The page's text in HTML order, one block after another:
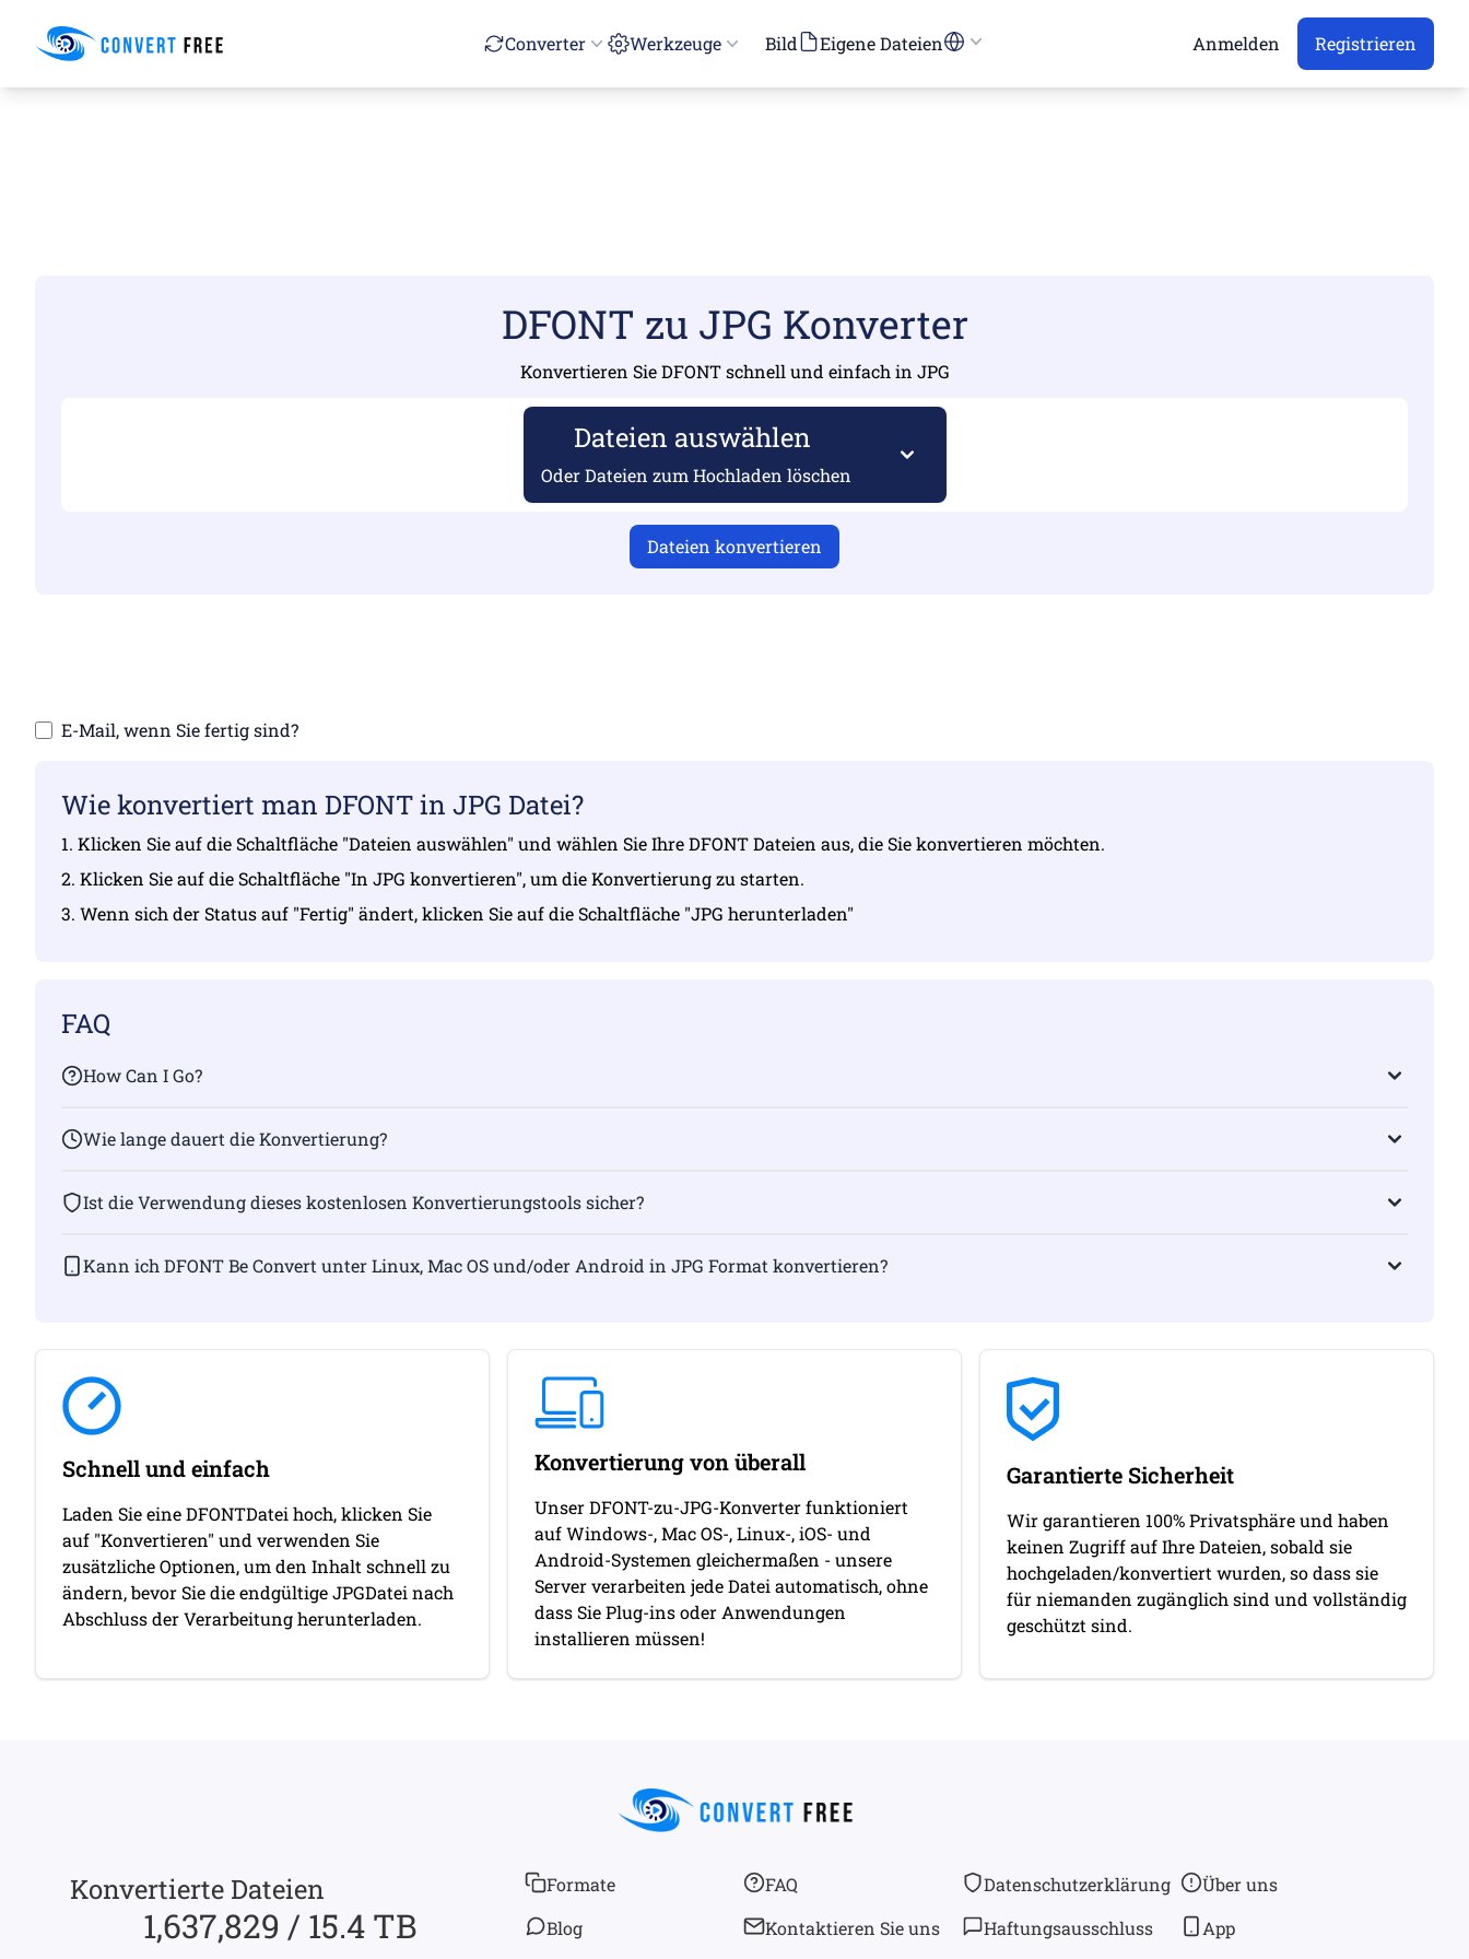
Convert Free Converter Werkzeuge Bild Eigene Dateien Anmelden Registrieren
DFONT zu JPG Konverter
Konvertieren Sie DFONT schnell und einfach in JPG
Dateien auswählen
Oder Dateien zum Hochladen löschen
Dateien konvertieren
E-Mail, wenn Sie fertig sind?
Wie konvertiert man DFONT in JPG Datei?
1. Klicken Sie auf die Schaltfläche "Dateien auswählen" und wählen Sie Ihre DFONT Dateien aus, die Sie konvertieren möchten.
2. Klicken Sie auf die Schaltfläche "In JPG konvertieren", um die Konvertierung zu starten.
3. Wenn sich der Status auf "Fertig" ändert, klicken Sie auf die Schaltfläche "JPG herunterladen"
FAQ
How Can I Go?
Wie lange dauert die Konvertierung?
Ist die Verwendung dieses kostenlosen Konvertierungstools sicher?
Kann ich DFONT Be Convert unter Linux, Mac OS und/oder Android in JPG Format konvertieren?
Schnell und einfach
Laden Sie eine DFONTDatei hoch, klicken Sie
auf "Konvertieren" und verwenden Sie
zusätzliche Optionen, um den Inhalt schnell zu
ändern, bevor Sie die endgültige JPGDatei nach
Abschluss der Verarbeitung herunterladen.
Konvertierung von überall
Unser DFONT-zu-JPG-Konverter funktioniert
auf Windows-, Mac OS-, Linux-, iOS- und
Android-Systemen gleichermaßen - unsere
Server verarbeiten jede Datei automatisch, ohne
dass Sie Plug-ins oder Anwendungen
installieren müssen!
Garantierte Sicherheit
Wir garantieren 100% Privatsphäre und haben
keinen Zugriff auf Ihre Dateien, sobald sie
hochgeladen/konvertiert wurden, so dass sie
für niemanden zugänglich sind und vollständig
geschützt sind.
Konvertierte Dateien
1,637,829 / 15.4 TB
Formate
Blog
FAQ
Kontaktieren Sie uns
Datenschutzerklärung
Haftungsausschluss
Über uns
App